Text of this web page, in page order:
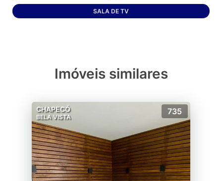
SALA DE TV
Imóveis similares
CHAPECÓ
BELA VISTA
735